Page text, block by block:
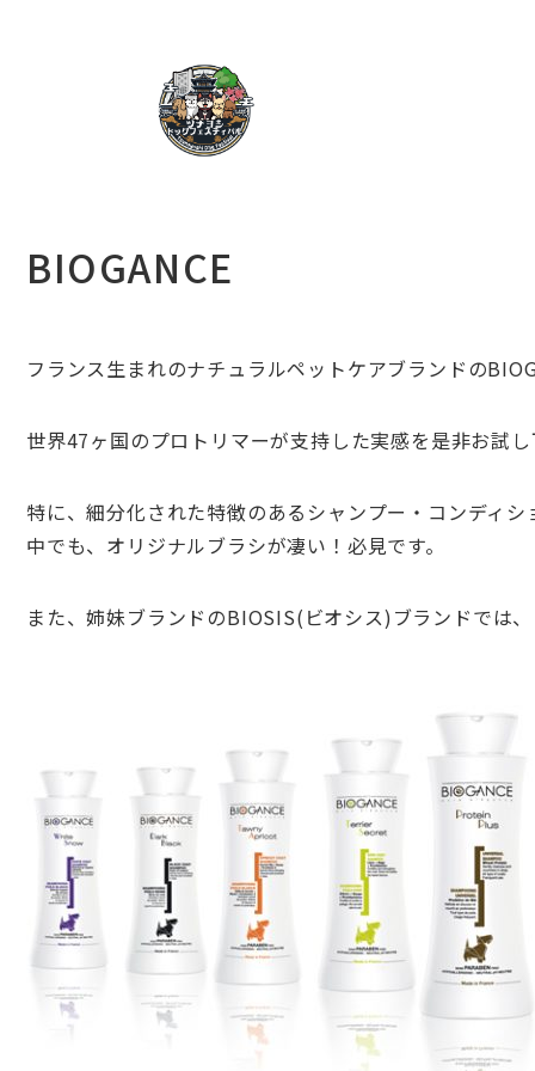
BIOGANCE
フランス生まれのナチュラルペットケアブランドの
世界47ヶ国のプロトリマーが支持した実感を是非お試
特に、細分化された特徴のあるシャンプー・コンディ
中でも、オリジナルブラシが凄い！必見です。
また、姉妹ブランドのBIOSIS(ビオシス)ブランドでは